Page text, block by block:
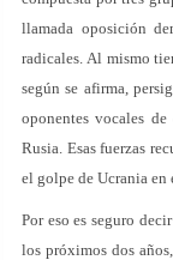
llamada oposición
radicales. Al mismo
según se afirma,
oponentes vocales
Rusia. Esas fuerzas
el golpe de Ucrania en
Por eso es seguro
los próximos dos